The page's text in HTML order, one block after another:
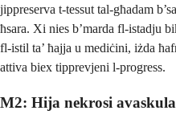
jippreserva t-tessut tal-għadam
ħsara. Xi nies b’marda fl-istadju
fl-istil ta’ ħajja u mediċini, iżda
attiva biex tipprevjeni l-progress.
M2: Hija nekrosi